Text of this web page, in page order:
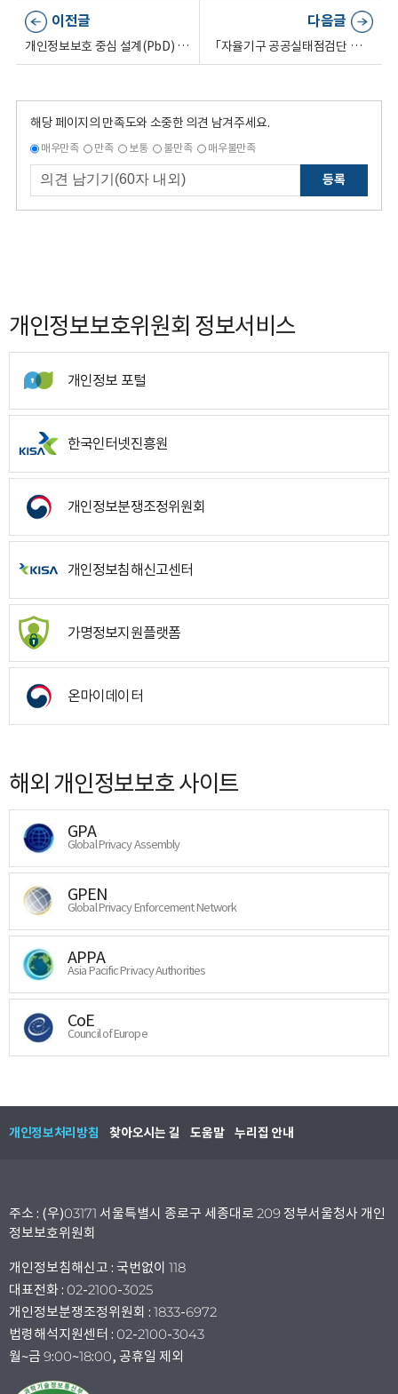
이전글
개인정보보호 중심 설계(PbD) 시범인증 참여제품 모집 공고
다음글
「자율기구 공공실태점검단 설치 및 운영에 관한 규정」 발령(2026-70)
해당 페이지의 만족도와 소중한 의견 남겨주세요.
매우만족 만족 보통 불만족 매우불만족
등록
개인정보보호위원회 정보서비스
개인정보 포털
한국인터넷진흥원
개인정보분쟁조정위원회
개인정보침해신고센터
가명정보지원플랫폼
온마이데이터
해외 개인정보보호 사이트
GPA
Global Privacy Assembly
GPEN
Global Privacy Enforcement Network
APPA
Asia Pacific Privacy Authorities
CoE
Council of Europe
개인정보처리방침 찾아오시는 길 도움말 누리집 안내
주소 : (우)03171 서울특별시 종로구 세종대로 209 정부서울청사 개인
정보보호위원회
개인정보침해신고 : 국번없이 118
대표전화 : 02-2100-3025
개인정보분쟁조정위원회 : 1833-6972
법령해석지원센터 : 02-2100-3043
월~금 9:00~18:00, 공휴일 제외